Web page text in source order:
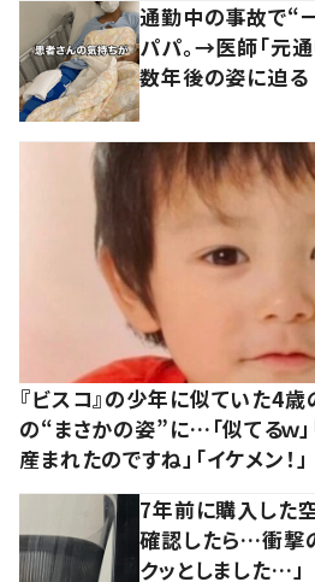
通勤中の事故で“
パパ。→医師「元
数年後の姿に迫る
『ビスコ』の少年に似ていた4
の“まさかの姿”に…「似てるｗ
産まれたのですね」「イケメン！」
7年前に購入した
確認したら…衝撃
クッとしました…」